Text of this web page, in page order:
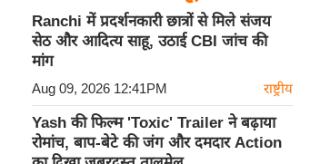
Ranchi में प्रदर्शनकारी छात्रों से मिले संजय
सेठ और आदित्य साहू, उठाई CBI जांच की
मांग
Aug 09, 2026 12:41PM राष्ट्रीय
Yash की फिल्म 'Toxic' Trailer ने बढ़ाया
रोमांच, बाप-बेटे की जंग और दमदार Action